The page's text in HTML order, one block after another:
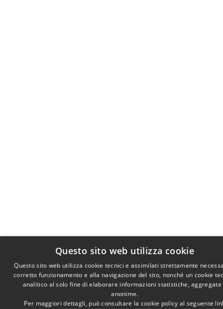
Questo sito web utilizza cookie
Questo sito web utilizza cookie tecnici e assimilati strettamente
corretto funzionamento e alla navigazione del sito, nonché un cookie
analitico al solo fine di elaborare informazioni statistiche, aggregate
anonime.
Per maggiori dettagli, può consultare la cookie policy al seguente